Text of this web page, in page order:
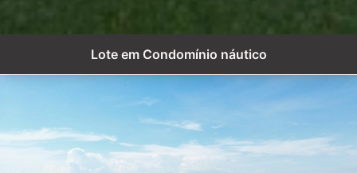
Lote em Condomínio náutico